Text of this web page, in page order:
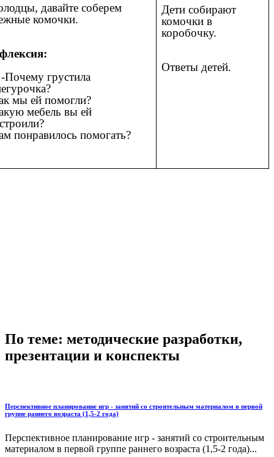
давайте соберем
комочки.
Почему грустила
мы ей помогли?
мебель вы ей
понравилось помогать?
Дети собирают
комочки в
коробочку.
Ответы детей.
По теме: методические разработки,
презентации и конспекты
Перспективное планирование игр - занятий со строительным материалом в первой
группе раннего возраста (1,5-2 года)
Перспективное планирование игр - занятий со строительным
материалом в первой группе раннего возраста (1,5-2 года)...